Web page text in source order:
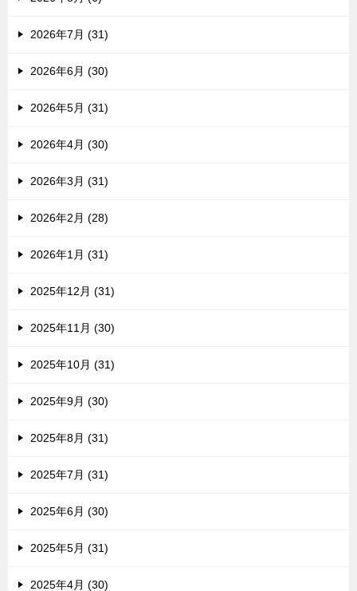
2026年7月 (31)
2026年6月 (30)
2026年5月 (31)
2026年4月 (30)
2026年3月 (31)
2026年2月 (28)
2026年1月 (31)
2025年12月 (31)
2025年11月 (30)
2025年10月 (31)
2025年9月 (30)
2025年8月 (31)
2025年7月 (31)
2025年6月 (30)
2025年5月 (31)
2025年4月 (30)